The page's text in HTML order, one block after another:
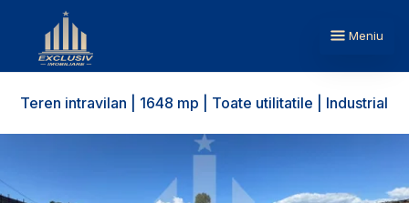
Meniu
Teren intravilan | 1648 mp | Toate utilitatile | Industrial